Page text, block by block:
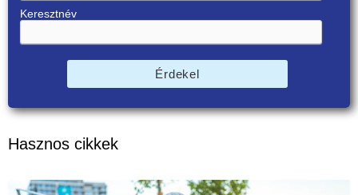
Keresztnév
Érdekel
Hasznos cikkek